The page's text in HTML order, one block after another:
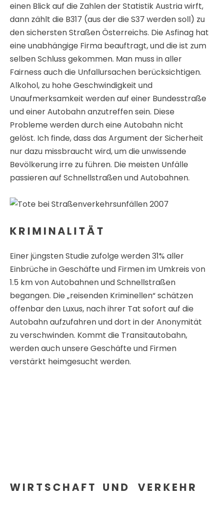
einen Blick auf die Zahlen der Statistik Austria wirft,
dann zählt die B317 (aus der die S37 werden soll) zu
den sichersten Straßen Österreichs. Die Asfinag hat
eine unabhängige Firma beauftragt, und die ist zum
selben Schluss gekommen. Man muss in aller
Fairness auch die Unfallursachen berücksichtigen.
Alkohol, zu hohe Geschwindigkeit und
Unaufmerksamkeit werden auf einer Bundesstraße
und einer Autobahn anzutreffen sein. Diese
Probleme werden durch eine Autobahn nicht
gelöst. Ich finde, dass das Argument der Sicherheit
nur dazu missbraucht wird, um die unwissende
Bevölkerung irre zu führen. Die meisten Unfälle
passieren auf Schnellstraßen und Autobahnen.
K R I M I N A L I T Ä T
Einer jüngsten Studie zufolge werden 31% aller
Einbrüche in Geschäfte und Firmen im Umkreis von
1.5 km von Autobahnen und Schnellstraßen
begangen. Die „reisenden Kriminellen“ schätzen
offenbar den Luxus, nach ihrer Tat sofort auf die
Autobahn aufzufahren und dort in der Anonymität
zu verschwinden. Kommt die Transitautobahn,
werden auch unsere Geschäfte und Firmen
verstärkt heimgesucht werden.
Autobahn profitiert hätte. Häufig wurde das